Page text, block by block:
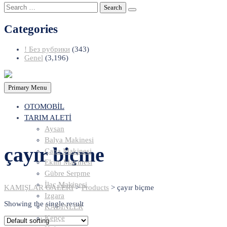
Search
for:
Categories
! Без рубрики (343)
Genel (3,196)
Primary Menu
OTOMOBİL
TARIM ALETİ
Aysan
Balya Makinesi
Çapa Makinesi
Ekim Makinesi
Gübre Serpme
İlaç Makinesi
Izgara
KABİNLER
Kepçe
çayır biçme
KAMIŞLAR GALERİ>Products > çayır biçme
Showing the single result